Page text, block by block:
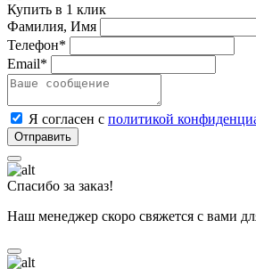
Купить в 1 клик
Фамилия, Имя
Телефон*
Email*
Я согласен с политикой
Спасибо за заказ!
Наш менеджер скоро свяжется с вами